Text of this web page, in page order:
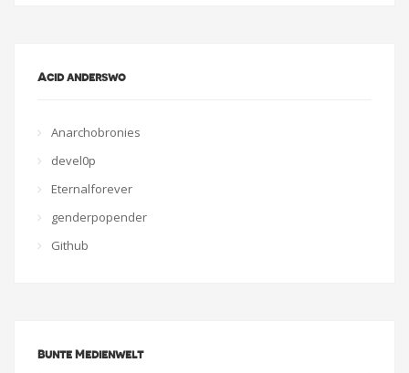
Acid anderswo
Anarchobronies
devel0p
Eternalforever
genderpopender
Github
Bunte Medienwelt